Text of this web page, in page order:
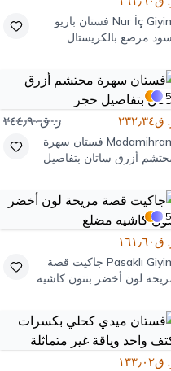
Nur İç فستان باريو
مرصع بالكريستال
5
ر. ق٢٤٤٫٩٠
فستان سهرة
أزرق ساتان بتفاصيل
5
Pasaklı جاكيت قصة
لون أخضر بنتون كاشيه